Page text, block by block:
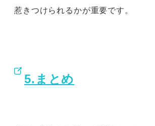
惹きつけられるかが重要です。
5.まとめ